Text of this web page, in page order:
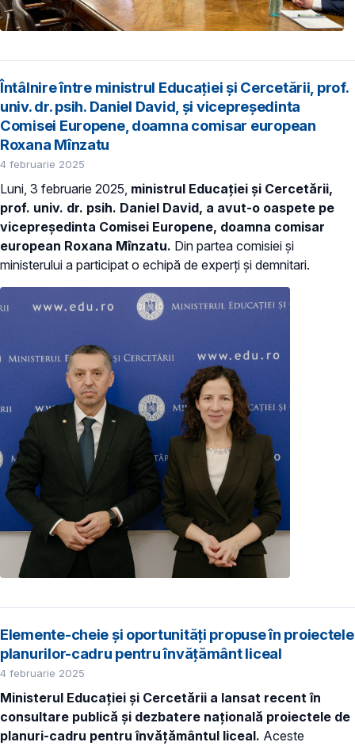
Întâlnire între ministrul Educației și Cercetării, prof.
univ. dr. psih. Daniel David, și vicepreședinta
Comisei Europene, doamna comisar european
Roxana Mînzatu
4 februarie 2025
Luni, 3 februarie 2025, ministrul Educației și Cercetării,
prof. univ. dr. psih. Daniel David, a avut-o oaspete pe
vicepreședinta Comisei Europene, doamna comisar
european Roxana Mînzatu. Din partea comisiei și
ministerului a participat o echipă de experți și demnitari.
Elemente-cheie și oportunități propuse în proiectele
planurilor-cadru pentru învățământ liceal
4 februarie 2025
Ministerul Educației și Cercetării a lansat recent în
consultare publică și dezbatere națională proiectele de
planuri-cadru pentru învățământul liceal. Aceste